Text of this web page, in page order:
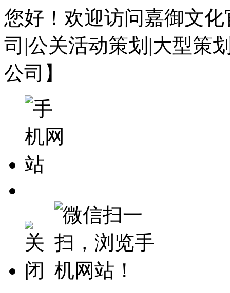
您好！欢迎访问嘉御文
司|公关活动策划|大型策
公司】